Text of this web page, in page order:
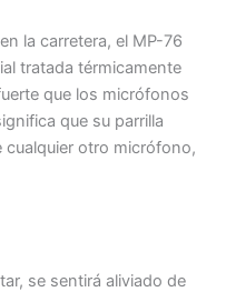
la carretera, el MP-76
tratada térmicamente
que los micrófonos
que su parrilla
cualquier otro micrófono,
se sentirá aliviado de